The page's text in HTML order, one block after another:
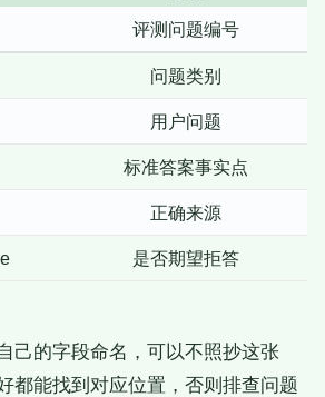
评测问题编号
问题类别
用户问题
标准答案事实点
正确来源
是否期望拒答
己的字段命名，可以不照抄这张
都能找到对应位置，否则排查问题